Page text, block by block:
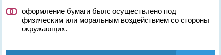
оформление бумаги было осуществлено под
физическим или моральным воздействием со стороны
окружающих.